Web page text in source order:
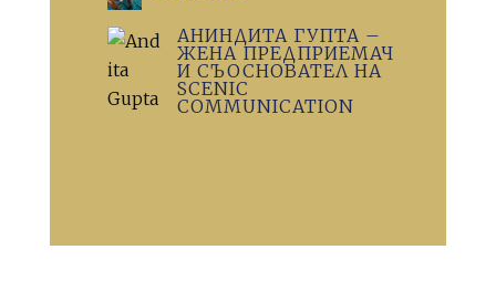
АНИНДИТА ГУПТА –
ЖЕНА ПРЕДПРИЕМАЧ
И СЪОСНОВАТЕЛ НА
SCENIC
COMMUNICATION